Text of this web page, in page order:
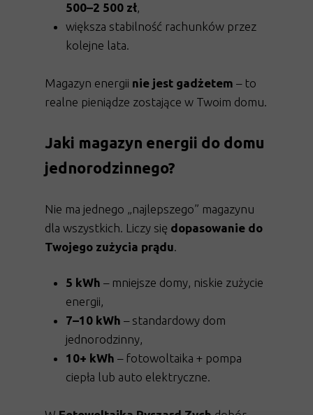
500–2 500 zł,
większa stabilność rachunków przez
kolejne lata.
Magazyn energii nie jest gadżetem – to
realne pieniądze zostające w Twoim domu.
Jaki magazyn energii do domu
jednorodzinnego?
Nie ma jednego „najlepszego” magazynu
dla wszystkich. Liczy się dopasowanie do
Twojego zużycia prądu.
5 kWh – mniejsze domy, niskie zużycie
energii,
7–10 kWh – standardowy dom
jednorodzinny,
10+ kWh – fotowoltaika + pompa
ciepła lub auto elektryczne.